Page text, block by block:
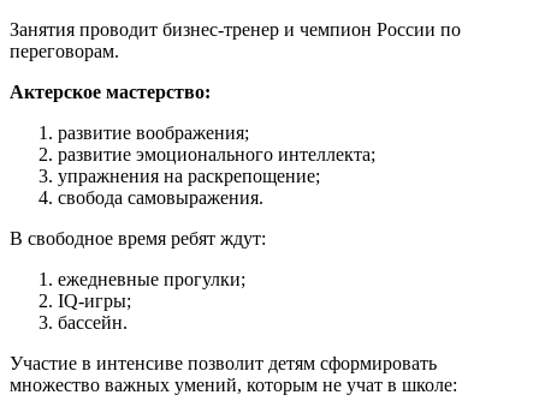
Занятия проводит бизнес-тренер и чемпион России по
переговорам.
Актерское мастерство:
развитие воображения;
развитие эмоционального интеллекта;
упражнения на раскрепощение;
свобода самовыражения.
В свободное время ребят ждут:
ежедневные прогулки;
IQ-игры;
бассейн.
Участие в интенсиве позволит детям сформировать
множество важных умений, которым не учат в школе: